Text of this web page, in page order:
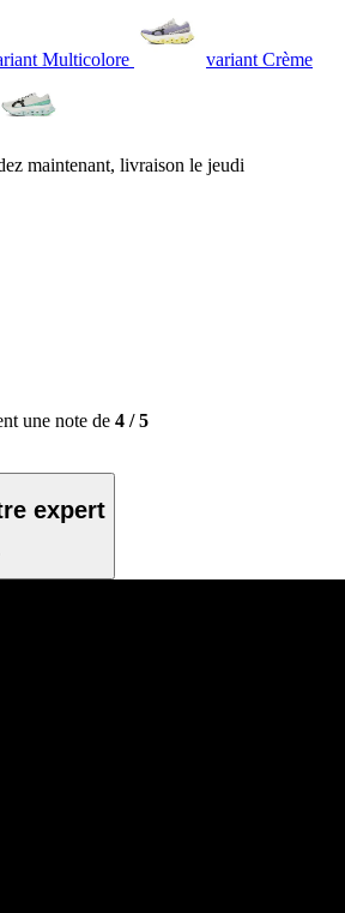
Multicolore variant Crème
maintenant, livraison le jeudi
une note de 4 /5
expert